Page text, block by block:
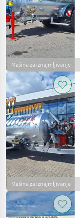
Mašina za iznajmljivanje
Mašina za iznajmljivanje